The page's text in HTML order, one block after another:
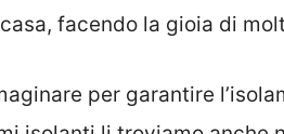
facendo la gioia di
per garantire